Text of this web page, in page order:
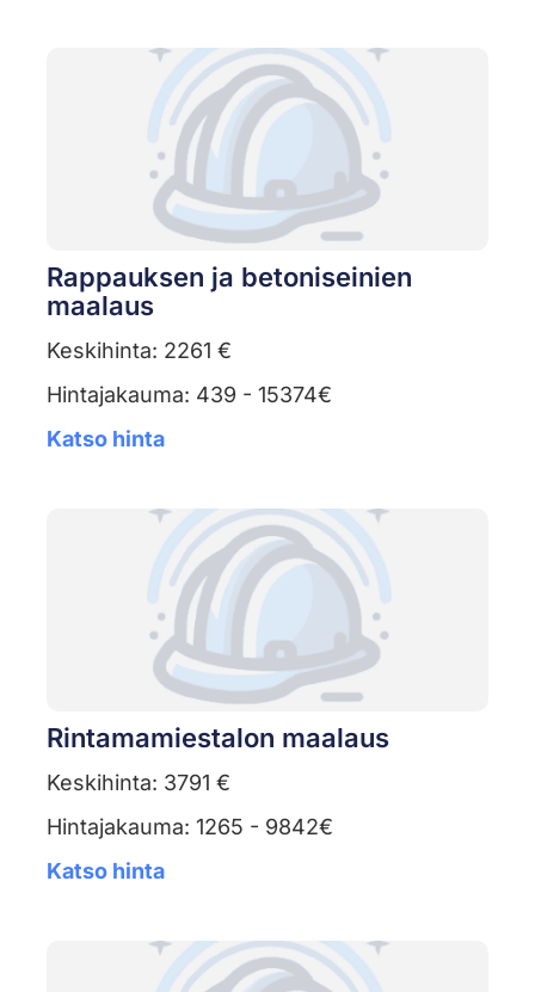
Rappauksen ja betoniseinien
maalaus
Keskihinta: 2261 €
Hintajakauma: 439 - 15374€
Katso hinta
Rintamamiestalon maalaus
Keskihinta: 3791 €
Hintajakauma: 1265 - 9842€
Katso hinta